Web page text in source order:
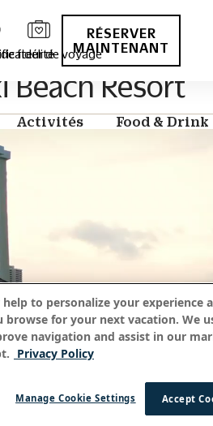
fidélitéde voyage
RÉSERVER
MAINTENANT
Beach Resort
Activités Food & Drink
help to personalize your experience
browse for your next vacation. We
navigation and assist in our
Privacy Policy
Accept
Manage Cookie Settings